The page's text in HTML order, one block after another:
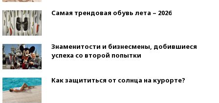
Самая трендовая обувь лета – 2026
Знаменитости и бизнесмены, добившиеся
успеха со второй попытки
Как защититься от солнца на курорте?